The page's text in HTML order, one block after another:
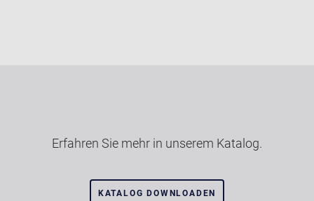
Erfahren Sie mehr in unserem Katalog.
KATALOG DOWNLOADEN